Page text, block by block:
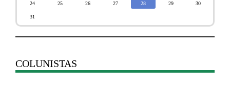
24 25 26 27 28 29 30
31
COLUNISTAS